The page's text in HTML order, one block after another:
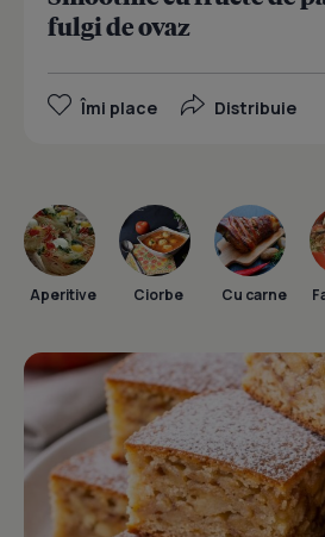
fulgi de ovaz
Îmi place Distribuie
Aperitive Ciorbe Cu carne